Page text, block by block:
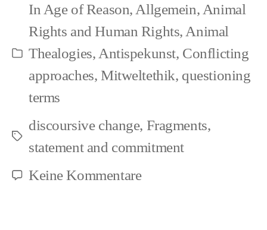
combination
with
vileness
Kategorien
In Age of Reason, Allgemein, Animal
Rights and Human Rights, Animal
Thealogies, Antispekunst, Conflicting
approaches, Mitweltethik, questioning
terms
Schlagwörter
discoursive change, Fragments,
statement and commitment
Keine Kommentarezu